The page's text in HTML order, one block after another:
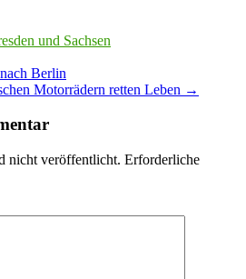
Berlin
Motorrädern retten Leben →
nicht veröffentlicht. Erforderliche